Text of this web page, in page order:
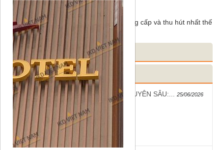
18/06/2026
Top 20 mẫu biển hiệu tòa nhà đẹp đẳng cấp và thu hút nhất thế
giới-18/06/2026
DANH MỤC SẢN PHẨM
TIN TỨC MỚI
✍️ BÀI VIẾT CHUYÊN SÂU:... 25/06/2026